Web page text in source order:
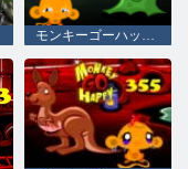
モンキーゴーハッピーステージ325